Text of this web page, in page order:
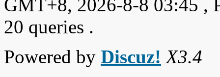
GMT+8, 2026-8-8 03:45 ,
20 queries .
Powered by Discuz! X3.4